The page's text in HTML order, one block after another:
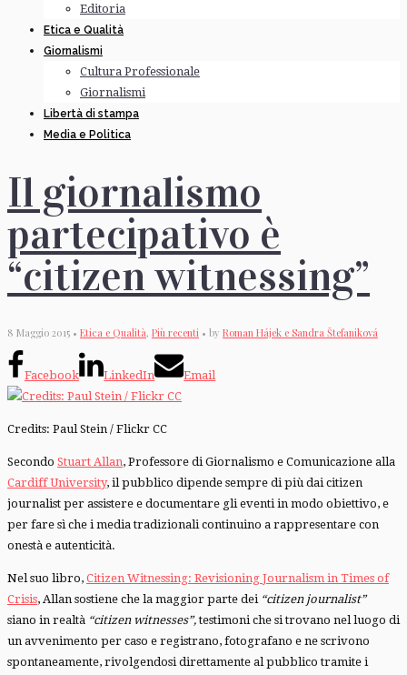
Editoria
Etica e Qualità
Giornalismi
Cultura Professionale
Giornalismi
Libertà di stampa
Media e Politica
Il giornalismo
partecipativo è
“citizen witnessing”
8 Maggio 2015 • Etica e Qualità, Più recenti • by Roman Hájek e Sandra Štefaniková
Facebook LinkedIn Email
Credits: Paul Stein / Flickr CC
Secondo Stuart Allan, Professore di Giornalismo e Comunicazione alla
Cardiff University, il pubblico dipende sempre di più dai citizen
journalist per assistere e documentare gli eventi in modo obiettivo, e
per fare sì che i media tradizionali continuino a rappresentare con
onestà e autenticità.
Nel suo libro, Citizen Witnessing: Revisioning Journalism in Times of
Crisis, Allan sostiene che la maggior parte dei “citizen journalist”
siano in realtà “citizen witnesses”,testimoni che si trovano nel luogo di
un avvenimento per caso e registrano, fotografano e ne scrivono
spontaneamente, rivolgendosi direttamente al pubblico tramite i